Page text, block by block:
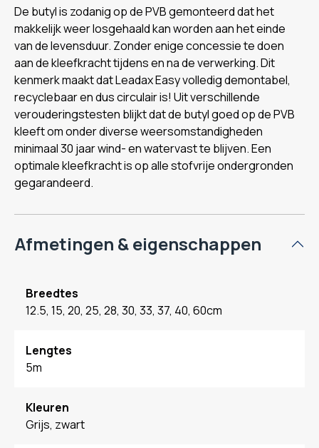
De butyl is zodanig op de PVB gemonteerd dat het
makkelijk weer losgehaald kan worden aan het einde
van de levensduur. Zonder enige concessie te doen
aan de kleefkracht tijdens en na de verwerking. Dit
kenmerk maakt dat Leadax Easy volledig demontabel,
recyclebaar en dus circulair is! Uit verschillende
verouderingstesten blijkt dat de butyl goed op de PVB
kleeft om onder diverse weersomstandigheden
minimaal 30 jaar wind- en watervast te blijven. Een
optimale kleefkracht is op alle stofvrije ondergronden
gegarandeerd.
Afmetingen & eigenschappen
Breedtes
12.5, 15, 20, 25, 28, 30, 33, 37, 40, 60cm
Lengtes
5m
Kleuren
Grijs, zwart